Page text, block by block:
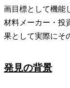
画目標として機能
材料メーカー・投
果として実際にそ
発見の背景